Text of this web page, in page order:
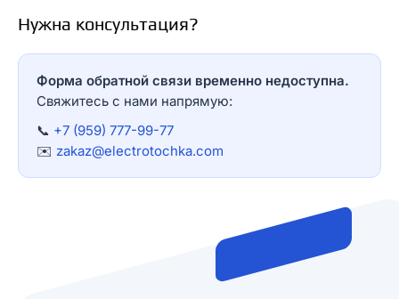
Нужна консультация?
Форма обратной связи временно недоступна.
Свяжитесь с нами напрямую:
📞 +7 (959) 777-99-77
✉️ zakaz@electrotochka.com